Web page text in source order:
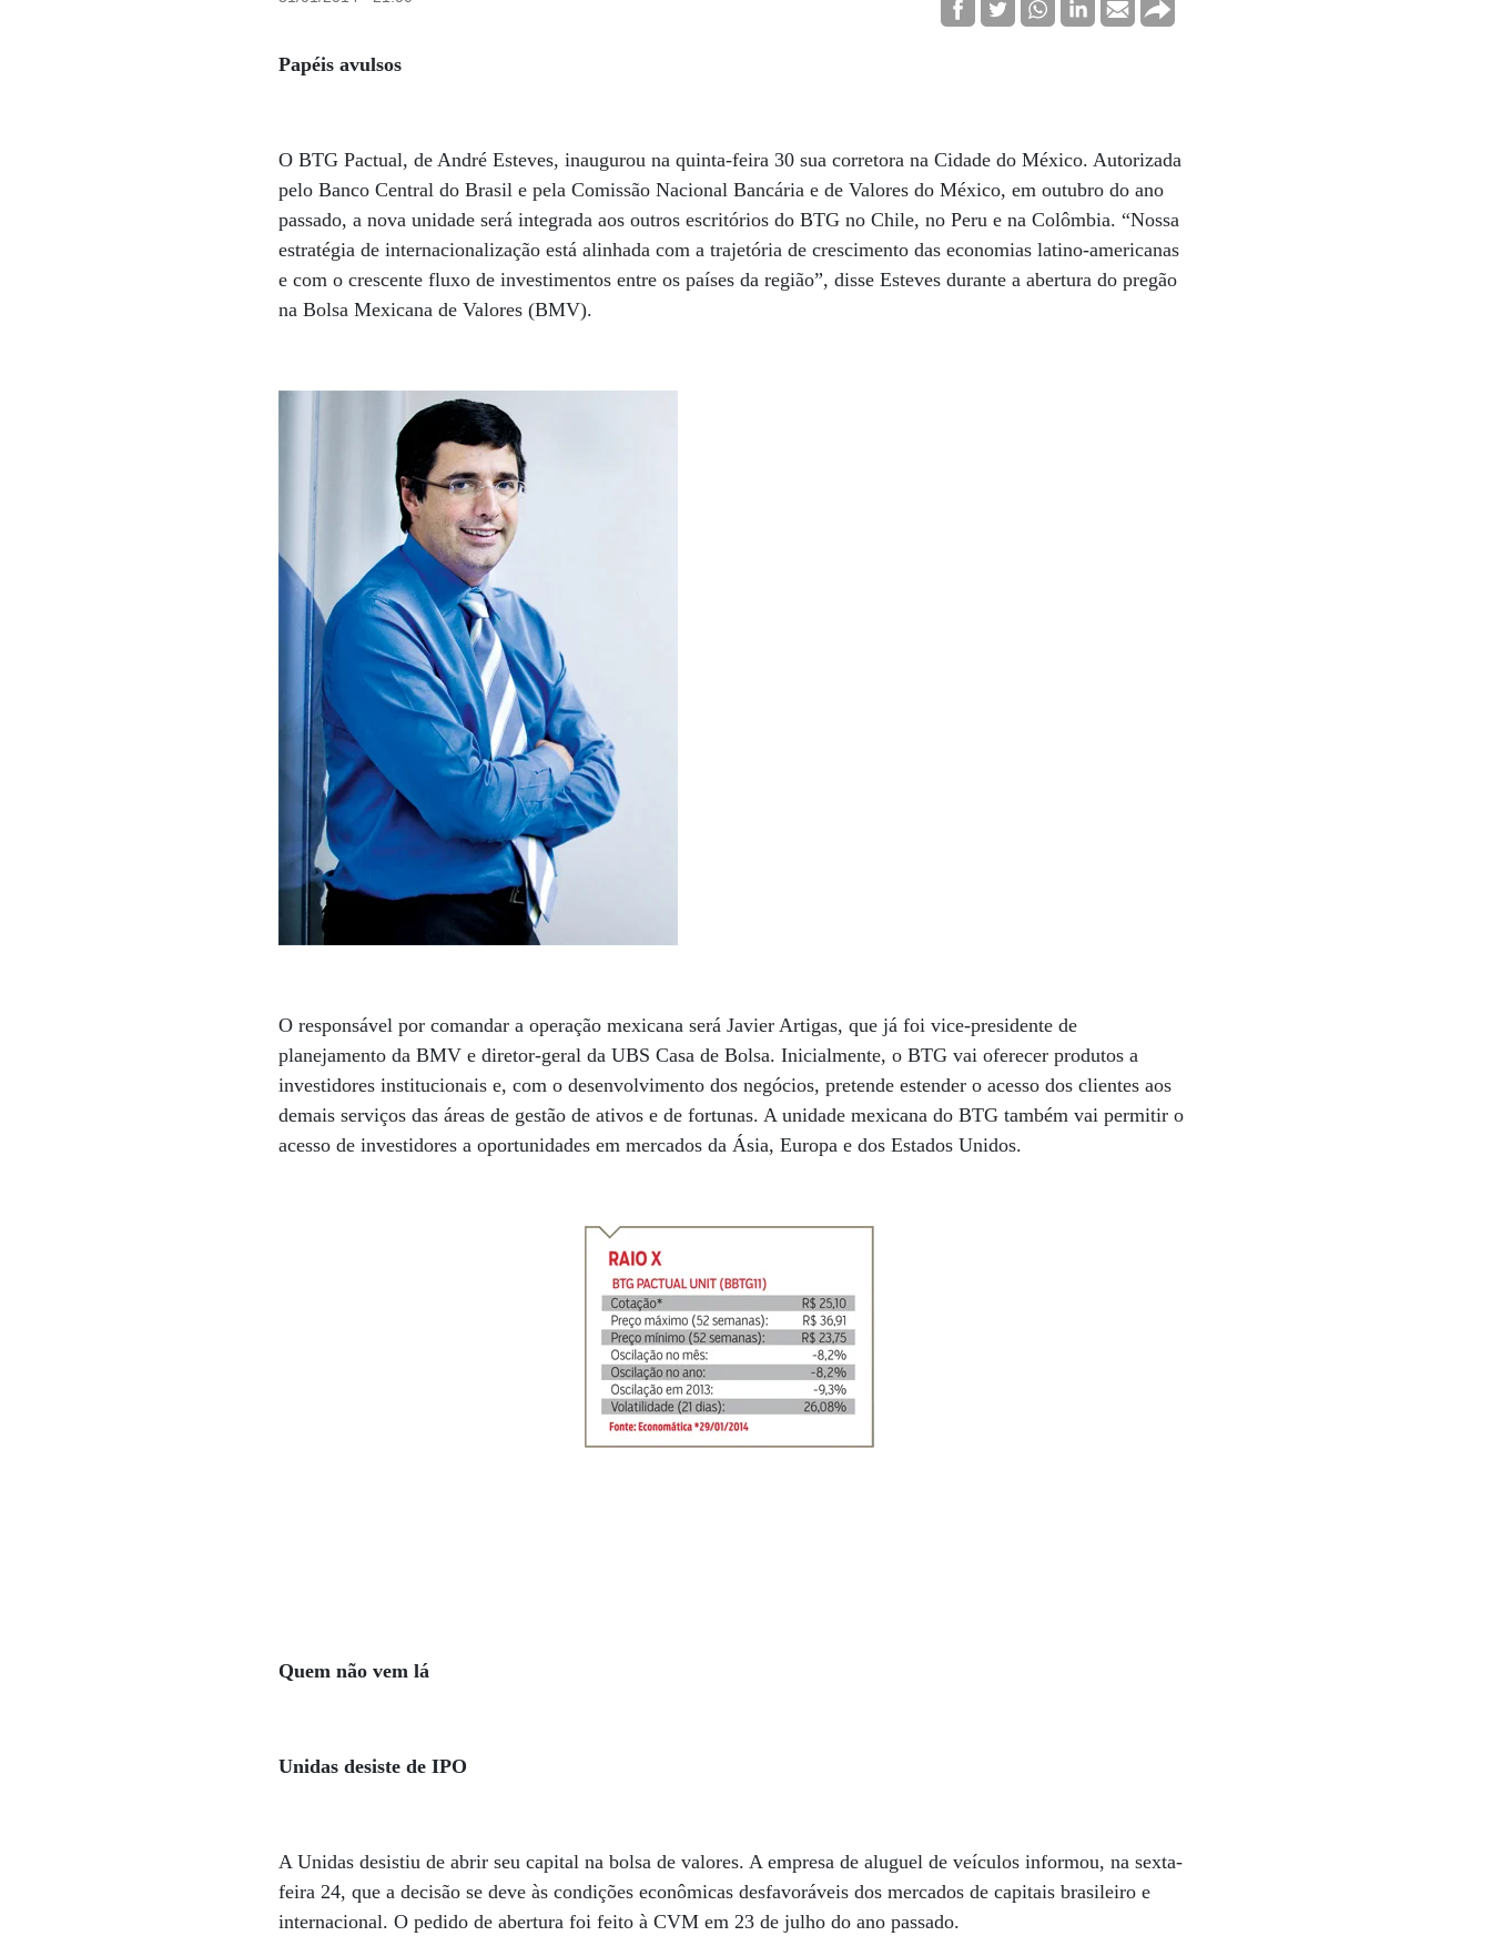
Papéis avulsos
O BTG Pactual, de André Esteves, inaugurou na quinta-feira 30 sua corretora na Cidade do México. Autorizada
pelo Banco Central do Brasil e pela Comissão Nacional Bancária e de Valores do México, em outubro do ano
passado, a nova unidade será integrada aos outros escritórios do BTG no Chile, no Peru e na Colômbia. “Nossa
estratégia de internacionalização está alinhada com a trajetória de crescimento das economias latino-americanas
e com o crescente fluxo de investimentos entre os países da região”, disse Esteves durante a abertura do pregão
na Bolsa Mexicana de Valores (BMV).
O responsável por comandar a operação mexicana será Javier Artigas, que já foi vice-presidente de
planejamento da BMV e diretor-geral da UBS Casa de Bolsa. Inicialmente, o BTG vai oferecer produtos a
investidores institucionais e, com o desenvolvimento dos negócios, pretende estender o acesso dos clientes aos
demais serviços das áreas de gestão de ativos e de fortunas. A unidade mexicana do BTG também vai permitir o
acesso de investidores a oportunidades em mercados da Ásia, Europa e dos Estados Unidos.
Quem não vem lá
Unidas desiste de IPO
A Unidas desistiu de abrir seu capital na bolsa de valores. A empresa de aluguel de veículos informou, na sexta-
feira 24, que a decisão se deve às condições econômicas desfavoráveis dos mercados de capitais brasileiro e
internacional. O pedido de abertura foi feito à CVM em 23 de julho do ano passado.